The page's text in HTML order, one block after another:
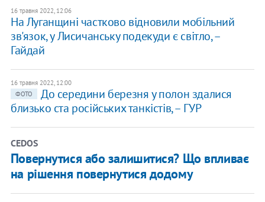
16 травня 2022, 12:06
На Луганщині частково відновили мобільний
зв'язок, у Лисичанську подекуди є світло, –
Гайдай
16 травня 2022, 12:00
ФОТО
До середини березня у полон здалися
близько ста російських танкістів, – ГУР
CEDOS
Повернутися або залишитися? Що впливає
на рішення повернутися додому